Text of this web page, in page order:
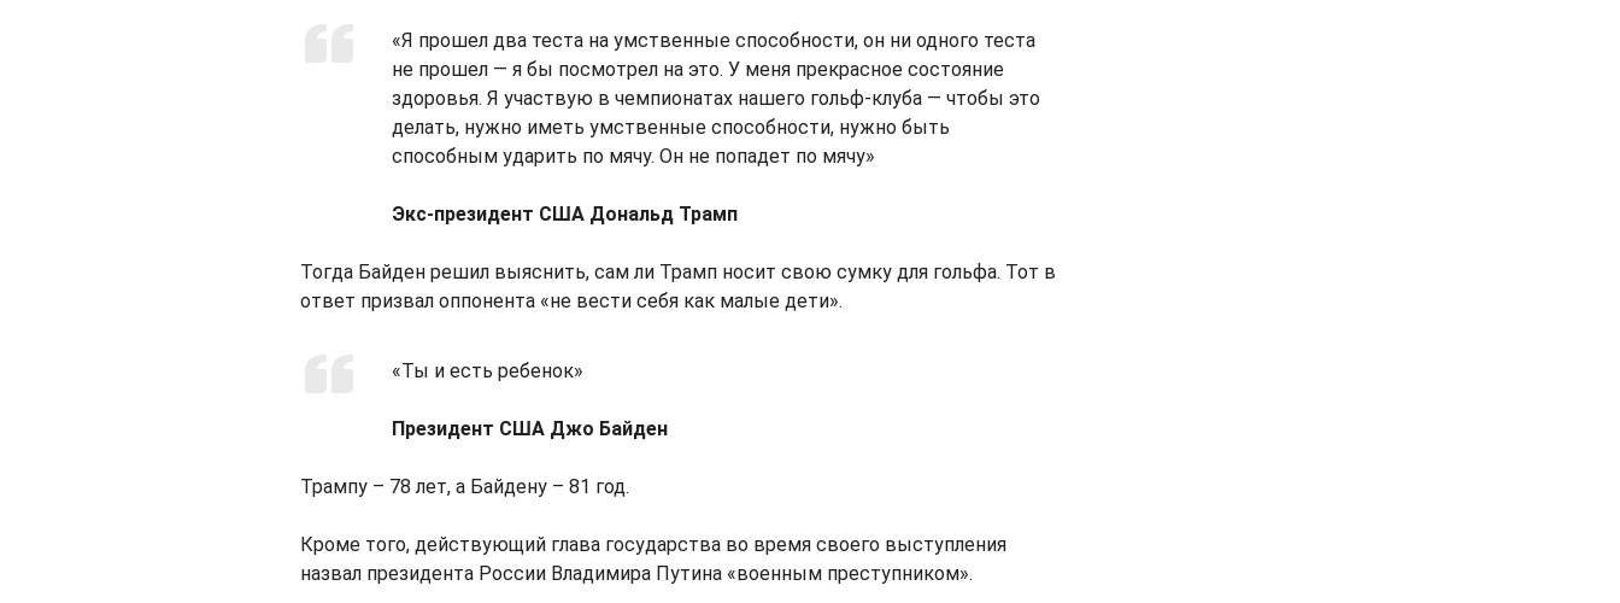
«Я прошел два теста на умственные способности, он ни одного теста
не прошел — я бы посмотрел на это. У меня прекрасное состояние
здоровья. Я участвую в чемпионатах нашего гольф-клуба — чтобы это
делать, нужно иметь умственные способности, нужно быть
способным ударить по мячу. Он не попадет по мячу»
Экс-президент США Дональд Трамп
Тогда Байден решил выяснить, сам ли Трамп носит свою сумку для гольфа. Тот в
ответ призвал оппонента «не вести себя как малые дети».
«Ты и есть ребенок»
Президент США Джо Байден
Трампу – 78 лет, а Байдену – 81 год.
Кроме того, действующий глава государства во время своего выступления
назвал президента России Владимира Путина «военным преступником».